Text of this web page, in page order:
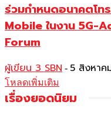
ร่วมกำหนดอนาคตโ
Mobile ในงาน 5G-
Forum
ผู้เขียน 3 SBN - 5 สิงหา
โหลดเพิ่มเติม
เรื่องยอดนิยม